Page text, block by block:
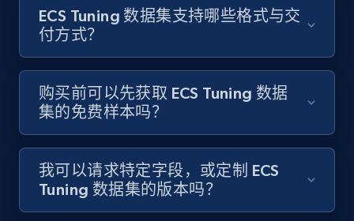
ECS Tuning 数据集支持哪些格式与交
付方式？
购买前可以先获取 ECS Tuning 数据
集的免费样本吗？
我可以请求特定字段，或定制 ECS
Tuning 数据集的版本吗？